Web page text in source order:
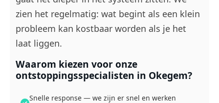
zien het regelmatig: wat begint als een klein
probleem kan kostbaar worden als je het
laat liggen.
Waarom kiezen voor onze
ontstoppingsspecialisten in Okegem?
Snelle response — we zijn er snel en werken